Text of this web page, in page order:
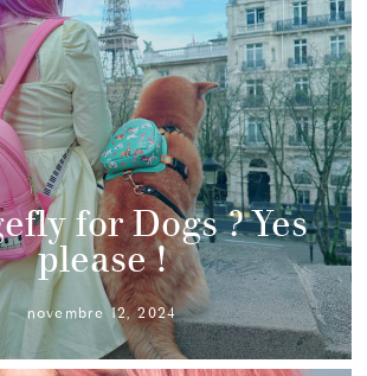
for Dogs ? Yes
please !
novembre 12, 2024